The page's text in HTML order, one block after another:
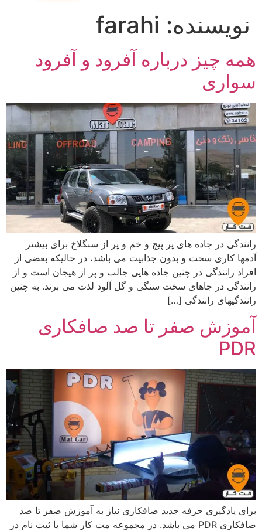
نویسنده: farahi
همه چیز درباره آفرود و آفرود
سواری
رانندگی در جاده های پر پیچ و خم و پر از سنگلاخ برای بیشتر
آدمها کاری سخت و بدون جذابیت می باشد، در حالیکه بعضی از
افراد رانندگی در چنین جاده هایی جالب و پر از هیجان است و از
رانندگی در جاهای سخت سنگی و گل آلود لذت می برند. به چنین
رانندگیهای رانندگی […]
آموزش صفر تا صد صافکاری
PDR
برای یادگیری حرفه جدید صافکاری نیاز به آموزش صفر تا صد
صافکاری PDR می باشد. در مجموعه مت کار شما با ثبت نام در